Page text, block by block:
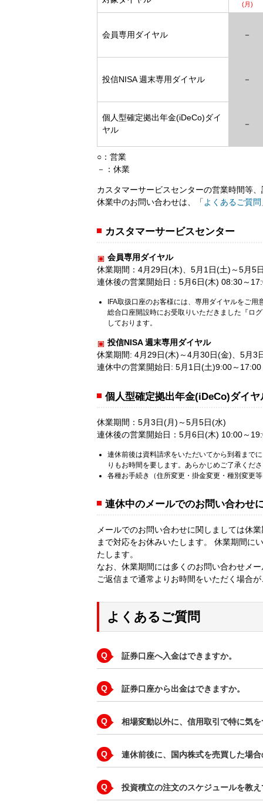
(月)
会員専用ダイヤル －
投信NISA 週末専用ダイヤル －
個人型確定拠出年金(iDeCo)ダイ
ヤル
－
○：営業
－：休業
カスタマーサービスセンターの営業時間等
休業中のお問い合わせは、「 よくあるご質問
カスタマーサービスセンター
会員専用ダイヤル
休業期間：4月29日(木)、5月1日(土)～5月5
連休後の営業開始日：5月6日(木) 08:30～
IFA取扱口座のお客様には、専用ダイヤルをご用
総合口座開設時にお受取りいただきました『ロ
しております。
投信NISA 週末専用ダイヤル
休業期間: 4月29日(木)～4月30日(金)、5月3
連休中の営業開始日: 5月1日(土)9:00～17:00
個人型確定拠出年金(iDeCo)ダイヤ
休業期間：5月3日(月)～5月5日(水)
連休後の営業開始日：5月6日(木) 10:00～
連休前後は資料請求をいただいてから到着まで
りもお時間を要します。あらかじめご了承くだ
各種お手続き（住所変更・掛金変更・種別変更
連休中のメールでのお問い合わせ
メールでのお問い合わせに関しましては休
まで対応をお休みいたします。 休業期間に
たします。
なお、休業期間には多くのお問い合わせメ
ご返信まで通常よりお時間をいただく場合
よくあるご質問
Q 証券口座へ入金はできますか。
Q 証券口座から出金はできますか。
Q 相場変動以外に、信用取引で特に気
Q 連休前後に、国内株式を売買した場
Q 投資積立の注文のスケジュールを教